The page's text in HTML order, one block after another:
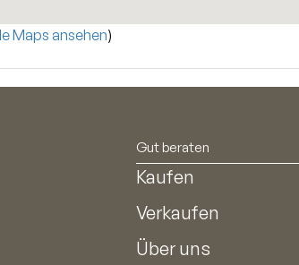
Maps ansehen)
Gut beraten
Kaufen
Verkaufen
Über uns